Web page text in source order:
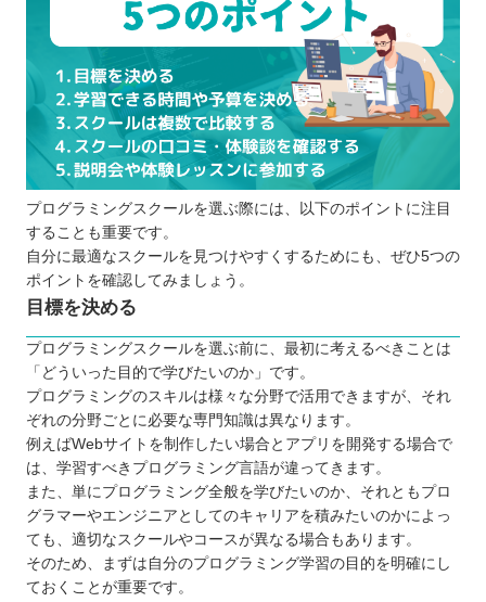
プログラミングスクールを選ぶ際には、以下のポイントに注目
することも重要です。
自分に最適なスクールを見つけやすくするためにも、ぜひ5つの
ポイントを確認してみましょう。
目標を決める
プログラミングスクールを選ぶ前に、最初に考えるべきことは
「どういった目的で学びたいのか」です。
プログラミングのスキルは様々な分野で活用できますが、それ
ぞれの分野ごとに必要な専門知識は異なります。
例えばWebサイトを制作したい場合とアプリを開発する場合で
は、学習すべきプログラミング言語が違ってきます。
また、単にプログラミング全般を学びたいのか、それともプロ
グラマーやエンジニアとしてのキャリアを積みたいのかによっ
ても、適切なスクールやコースが異なる場合もあります。
そのため、まずは自分のプログラミング学習の目的を明確にし
ておくことが重要です。